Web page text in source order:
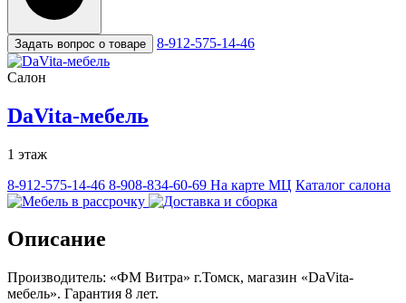
Задать вопрос о товаре 8-912-575-14-46
Салон
DaVita-мебель
1 этаж
8-912-575-14-46 8-908-834-60-69 На карте МЦ Каталог салона
Описание
Производитель: «ФМ Витра» г.Томск, магазин «DaVita-
мебель». Гарантия 8 лет.